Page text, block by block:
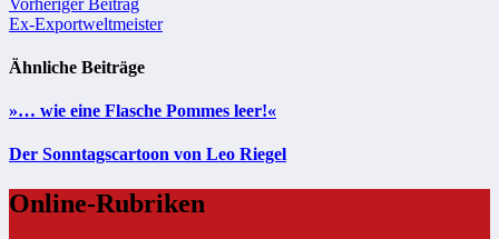
Beitragsnavigation
Ex-Exportweltmeister
Ähnliche Beiträge
»… wie eine Flasche Pommes leer!«
Der Sonntagscartoon von Leo Riegel
Online-Rubriken